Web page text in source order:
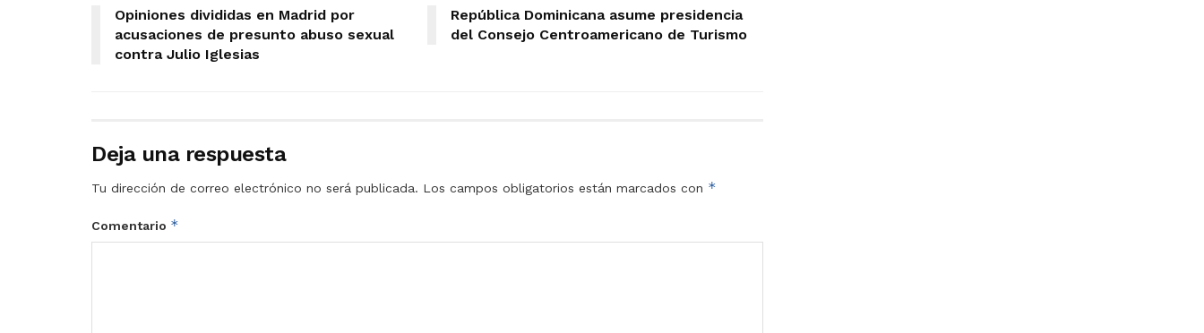
Opiniones divididas en Madrid por
acusaciones de presunto abuso sexual
contra Julio Iglesias
República Dominicana asume presidencia
del Consejo Centroamericano de Turismo
Deja una respuesta
Tu dirección de correo electrónico no será publicada. Los campos obligatorios están marcados con *
Comentario *